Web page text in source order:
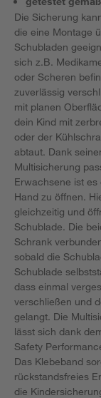
Die Sicherung
die eine Montage
Schubladen
sich z.B.
oder Scheren
zuverlässig
mit planen
dein Kind mit
oder der
abtaut. Dank
Multisicherung
Erwachsene ist
Hand zu öffnen.
gleichzeitig und
Schublade. Die
Schrank
sobald die
Schublade
dass einmal
verschließen und
gelangt. Die
lässt sich dank
Safety
Das Klebeband
rückstandsfreies
die